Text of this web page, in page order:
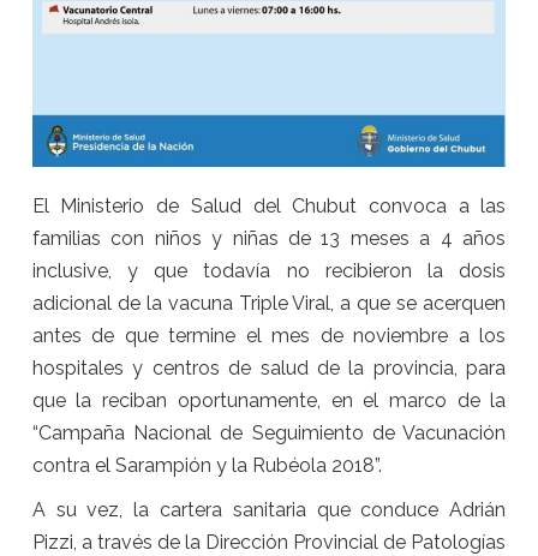
El Ministerio de Salud del Chubut convoca a las
familias con niños y niñas de 13 meses a 4 años
inclusive, y que todavía no recibieron la dosis
adicional de la vacuna Triple Viral, a que se acerquen
antes de que termine el mes de noviembre a los
hospitales y centros de salud de la provincia, para
que la reciban oportunamente, en el marco de la
“Campaña Nacional de Seguimiento de Vacunación
contra el Sarampión y la Rubéola 2018”.
A su vez, la cartera sanitaria que conduce Adrián
Pizzi, a través de la Dirección Provincial de Patologías